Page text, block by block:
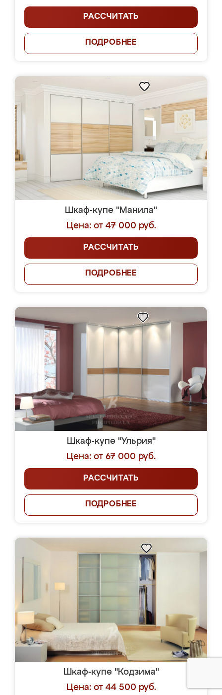
РАССЧИТАТЬ
ПОДРОБНЕЕ
Шкаф-купе "Манила"
Цена: от 47 000 руб.
РАССЧИТАТЬ
ПОДРОБНЕЕ
Шкаф-купе "Ульрия"
Цена: от 67 000 руб.
РАССЧИТАТЬ
ПОДРОБНЕЕ
Шкаф-купе "Кодзима"
Цена: от 44 500 руб.